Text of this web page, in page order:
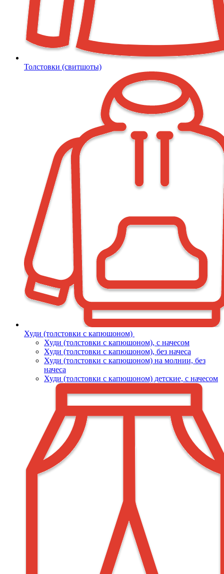
Толстовки (свитшоты)
Худи (толстовки с капюшоном)
Худи (толстовки c капюшоном), с начесом
Худи (толстовки c капюшоном), без начеса
Худи (толстовки с капюшоном) на молнии, без
начеса
Худи (толстовки c капюшоном) детские, с начесом